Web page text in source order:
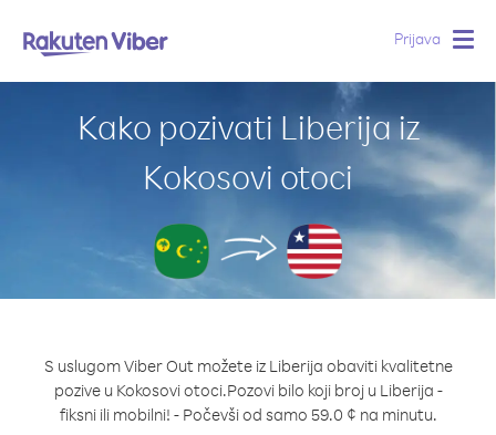
Prijava
Kako pozivati Liberija iz
Kokosovi otoci
S uslugom Viber Out možete iz Liberija obaviti kvalitetne
pozive u Kokosovi otoci.Pozovi bilo koji broj u Liberija -
fiksni ili mobilni! - Počevši od samo 59.0 ¢ na minutu.